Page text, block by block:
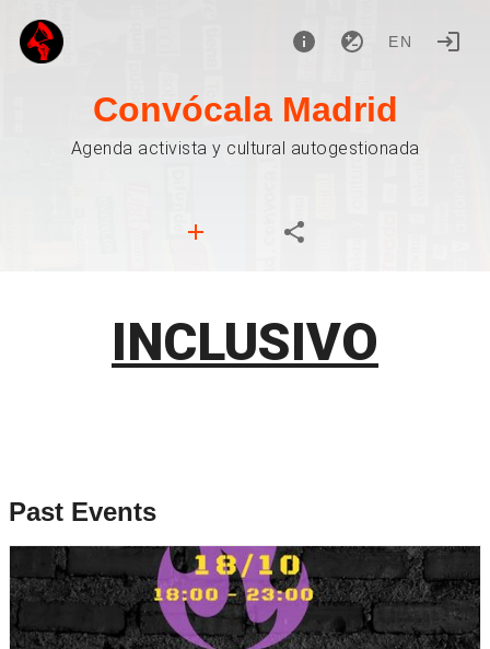
EN
Convócala Madrid
Agenda activista y cultural autogestionada
INCLUSIVO
Past Events